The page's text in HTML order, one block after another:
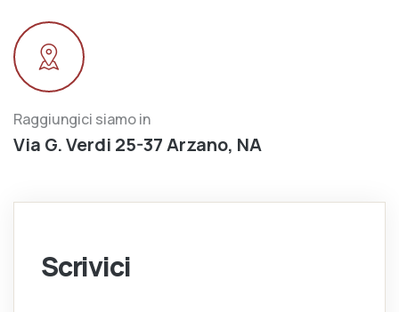
Raggiungici siamo in
Via G. Verdi 25-37 Arzano, NA
Scrivici